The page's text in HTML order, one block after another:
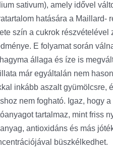
sativum), amely idővel
hatására a Maillard-
szín a cukrok
E folyamat során
állaga és íze is
már egyáltalán nem
inkább aszalt gyümölcsre,
nem fogható. Igaz, hogy
tartalmaz, mint friss
antioxidáns és más
büszkélkedhet.